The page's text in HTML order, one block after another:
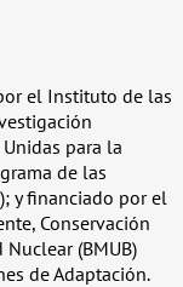
el Instituto de las
para la
de las
y financiado por el
Conservación
(BMUB)
de Adaptación.